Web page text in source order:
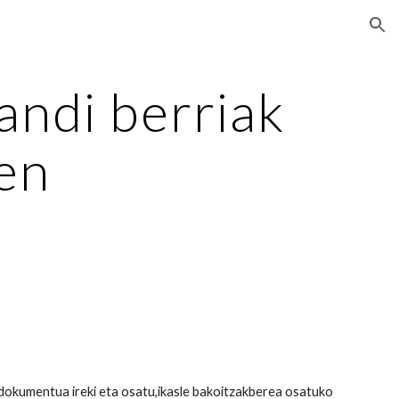
berriak
ireki eta osatu,ikasle bakoitzakberea osatuko